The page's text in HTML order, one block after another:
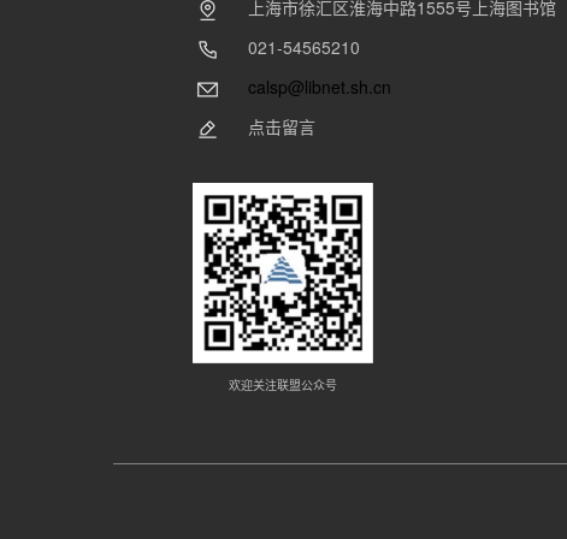
上海市徐汇区淮海中路1555号上海图书馆
021-54565210
calsp@libnet.sh.cn
点击留言
欢迎关注联盟公众号